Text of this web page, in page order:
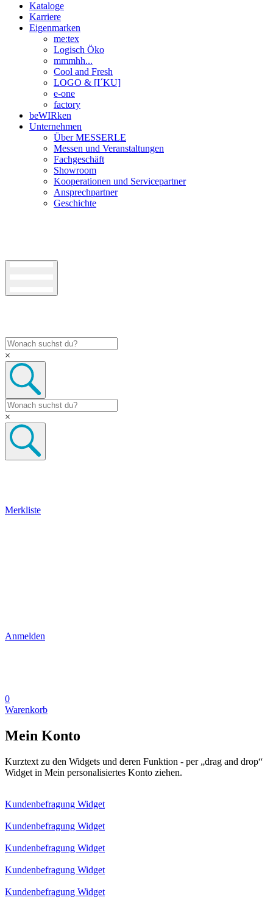
Kataloge
Karriere
Eigenmarken
me:tex
Logisch Öko
mmmhh...
Cool and Fresh
LOGO & [I´KU]
e-one
factory
beWIRken
Unternehmen
Über MESSERLE
Messen und Veranstaltungen
Fachgeschäft
Showroom
Kooperationen und Servicepartner
Ansprechpartner
Geschichte
×
×
Merkliste
Anmelden
0
Warenkorb
Mein Konto
Kurztext zu den Widgets und deren Funktion - per „drag and drop“
Widget in Mein personalisiertes Konto ziehen.
Kundenbefragung Widget
Kundenbefragung Widget
Kundenbefragung Widget
Kundenbefragung Widget
Kundenbefragung Widget